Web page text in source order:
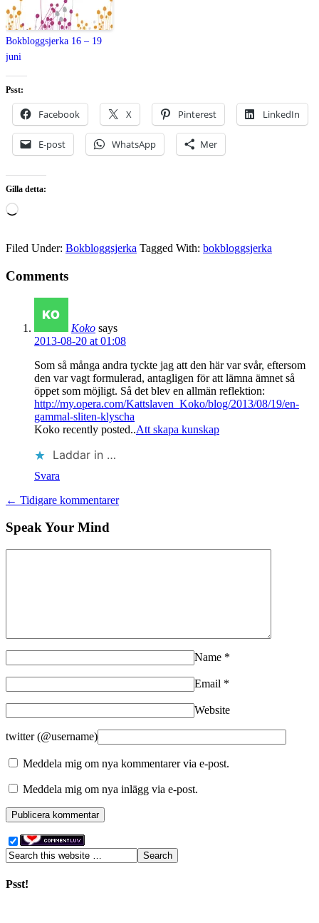
Bokbloggsjerka 16 – 19
juni
Psst:
Facebook X Pinterest LinkedIn
E-post WhatsApp Mer
Gilla detta:
Laddar
Filed Under: Bokbloggsjerka Tagged With: bokbloggsjerka
Comments
Koko says
2013-08-20 at 01:08
Som så många andra tyckte jag att den här var svår, eftersom
den var vagt formulerad, antagligen för att lämna ämnet så
öppet som möjligt. Så det blev en allmän reflektion:
http://my.opera.com/Kattslaven_Koko/blog/2013/08/19/en-
gammal-sliten-klyscha
Koko recently posted..Att skapa kunskap
Laddar in …
Svara
← Tidigare kommentarer
Speak Your Mind
Name *
Email *
Website
twitter (@username)
Meddela mig om nya kommentarer via e-post.
Meddela mig om nya inlägg via e-post.
Psst!